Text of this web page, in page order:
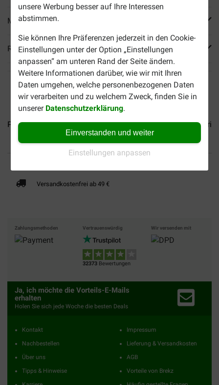
unsere Werbung besser auf Ihre Interessen
abstimmen.
Sie können Ihre Präferenzen jederzeit in den Cookie-
Einstellungen unter der Option „Einstellungen
anpassen“ am unteren Rand der Seite ändern.
Weitere Informationen darüber, wie wir mit Ihren
Daten umgehen, welche personenbezogenen Daten
wir verarbeiten und zu welchem Zweck, finden Sie in
unserer Datenschutzerklärung.
Einverstanden und weiter
Einstellungen anpassen
Mehr Produktinfos
Reviews
Prins ProCare Senior... Prins ProCare Croque Basic...
Versandkostenfrei ab 49 €
Zahlungsmethoden Vertrauenswürdig
32373 Bewertungen
Wir versenden mit
Ja, ich möchte die Vorteils-E-Mails
erhalten
Holen Sie sich jede Woche die besten Deals
Kontakt
Nachbestellen
Über uns
Tipps & Hinweise
Impressum
Lieferung & Versandkosten
AGB
Vorteile von Brekz